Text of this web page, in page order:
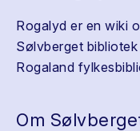
Rogalyd er en wiki
Sølvberget
Rogaland
Om